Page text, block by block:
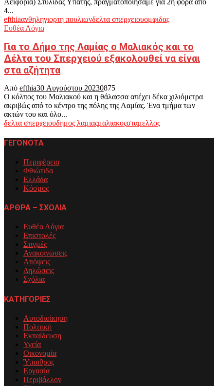
Αειφορία) Στυλίδας Υπάτης, πραγματοποιήσαμε για 2η φορά από
4...
efthiaανθηληγιορτη πουλιωνδελτα σπερχειουομφιδας
Ευθέα Λόγια
Για το Δήμο της Λαμίας ο Μαλιακός και το
Δέλτα του Σπερχειού εξακολουθεί να είναι
στα αζήτητα
Από efthia30 Αυγούστου 20230875
Ο κόλπος του Μαλιακού και η θάλασσα απέχει δέκα χιλιόμετρα
ακριβώς από το κέντρο της πόλης της Λαμίας. Ένα τμήμα των
ακτών του και όλο...
δελτα σπερχειουδημος λαμιαςμαλιακοςσταμελλος
ΓΕΓΟΝΟΤΑ
Περιφέρεια
Φθιώτιδα
Ελλάδα
Κόσμος
ΑΡΘΡΑ – ΣΧΟΛΙΑ
Ευθέα Λόγια
Επιστολές
Στιγμές
Ανακοινώσεις
Απόψεις
Δηλώσεις
Σχόλια
ΚΑΤΗΓΟΡΙΕΣ
Αυτοδιοίκηση
Πολιτική
Εκπαίδευση
Υγεία
Οικονομία
Ύπαιθρος
Εργασία
Περιβάλλον